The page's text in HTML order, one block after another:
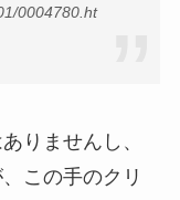
0004780.ht
りませんし、
この手のクリ